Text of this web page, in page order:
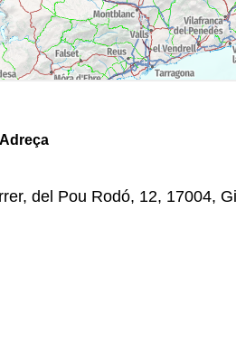
Adreça
del Pou Rodó, 12, 17004,